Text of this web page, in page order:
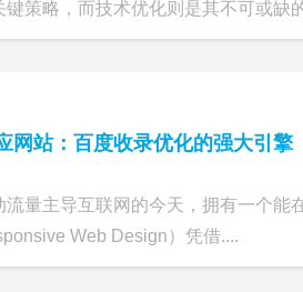
键策略，而技术优化则是其不可或缺
网站：百度收录优化的强大引擎
流量主导互联网的今天，拥有一个能
Web Design）凭借....